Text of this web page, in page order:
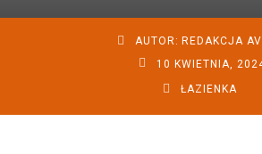
AUTOR: REDAKCJA
10 KWIETNIA,
ŁAZIENKA